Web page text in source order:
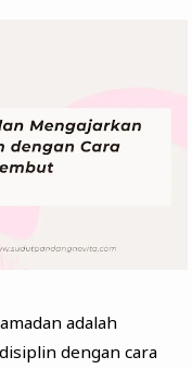
adalah
dengan cara